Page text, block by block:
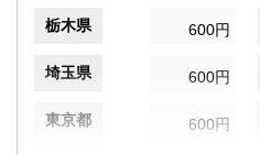
栃木県 600円
埼玉県 600円
東京都 600円